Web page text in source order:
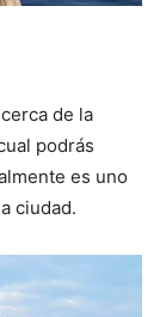
de la
podrás
es uno
ciudad.